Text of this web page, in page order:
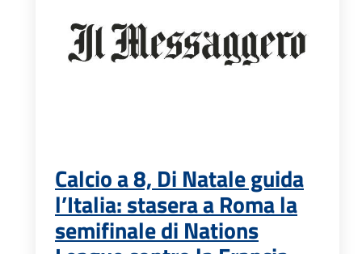
Calcio a 8, Di Natale guida
l’Italia: stasera a Roma la
semifinale di Nations